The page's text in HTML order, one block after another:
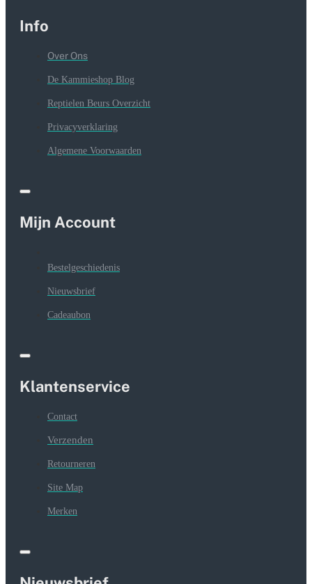
Info
Over Ons
De Kammieshop Blog
Reptielen Beurs Overzicht
Privacyverklaring
Algemene Voorwaarden
Mijn Account
Bestelgeschiedenis
Nieuwsbrief
Cadeaubon
Klantenservice
Contact
Verzenden
Retourneren
Site Map
Merken